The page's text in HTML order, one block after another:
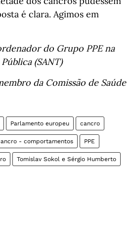
é clara. Agimos em
do Grupo PPE na
(SANT)
da Comissão de Saúde
Parlamento europeu cancro
- comportamentos PPE
Tomislav Sokol e Sérgio Humberto